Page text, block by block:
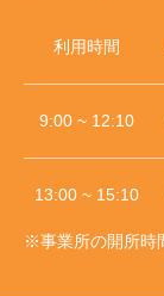
利用時間
9:00 ~ 12:10
13:00 ~ 15:10
※事業所の開所時